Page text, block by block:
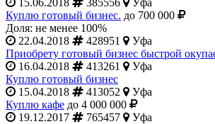
15.06.2018
385556
Уфа
Куплю готовый бизнес. до 700 000
Доля: не менее 100%
22.04.2018
428951
Уфа
Приобрету готовый бизнес быстрой
16.04.2018
413261
Уфа
Куплю готовый бизнес
15.04.2018
413052
Уфа
Куплю кафе до 4 000 000
19.12.2017
765457 Уфа